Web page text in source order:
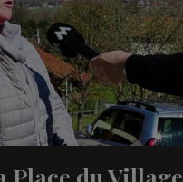
Place du Village